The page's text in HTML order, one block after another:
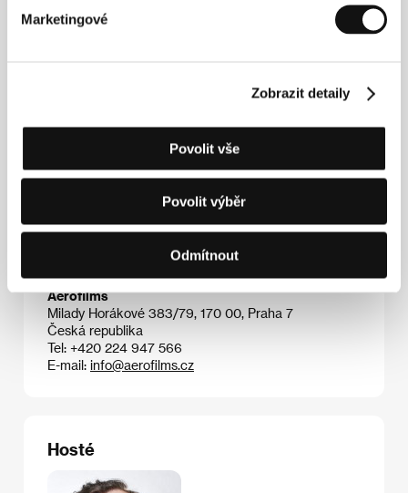
Marketingové
Zobrazit detaily
Povolit vše
Povolit výběr
Odmítnout
podoby rozhlasové hry. Kromě románu
Roadkill(2010), jenž se stal předlohou jejího prvního
Kontakty
Domstrasse 60, 50668, Cologne
Tel: +49 221 539 7090
E-mail:info@matchfactory.de
Aerofilms
Milady Horákové 383/79, 170 00, Praha 7
Česká republika
Tel: +420 224 947 566
E-mail: info@aerofilms.cz
Hosté